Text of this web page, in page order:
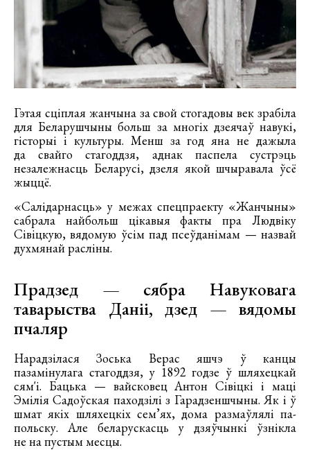
Гэтая сціплая жанчына за свой стогадовы век зрабіла
для Беларушчыны больш за многіх дзеячаў навукі,
гісторыі і культуры. Менш за год яна не дажыла
да свайго стагоддзя, аднак паспела сустрэць
незалежнасць Беларусі, дзеля якой шчыравала ўсё
жыццё.
«Салідарнасць» у межах спецпраекту «Жанчыны»
сабрала найбольш цікавыя факты пра Людвіку
Сівіцкую, вядомую ўсім пад псеўданімам — назвай
духмянай расліны.
Прадзед — сябра Навуковага
таварыства Даніі, дзед — вядомы
пчаляр
Нарадзілася Зоська Верас яшчэ ў канцы
пазамінулага стагоддзя, у 1892 годзе ў шляхецкай
сям'і. Бацька — вайсковец Антон Сівіцкі і маці
Эмілія Садоўская паходзілі з Гарадзеншчыны. Як і ў
шмат якіх шляхецкіх сем’ях, дома размаўлялі па-
польску. Але беларускасць у дзяўчынкі ўзнікла
не на пустым месцы.